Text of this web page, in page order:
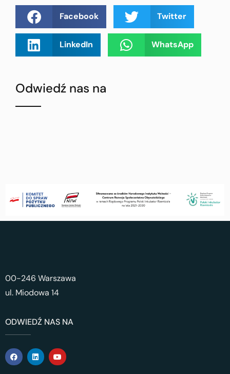
Facebook Twitter
LinkedIn WhatsApp
Odwiedź nas na
00-246 Warszawa
ul. Miodowa 14
ODWIEDŹ NAS NA